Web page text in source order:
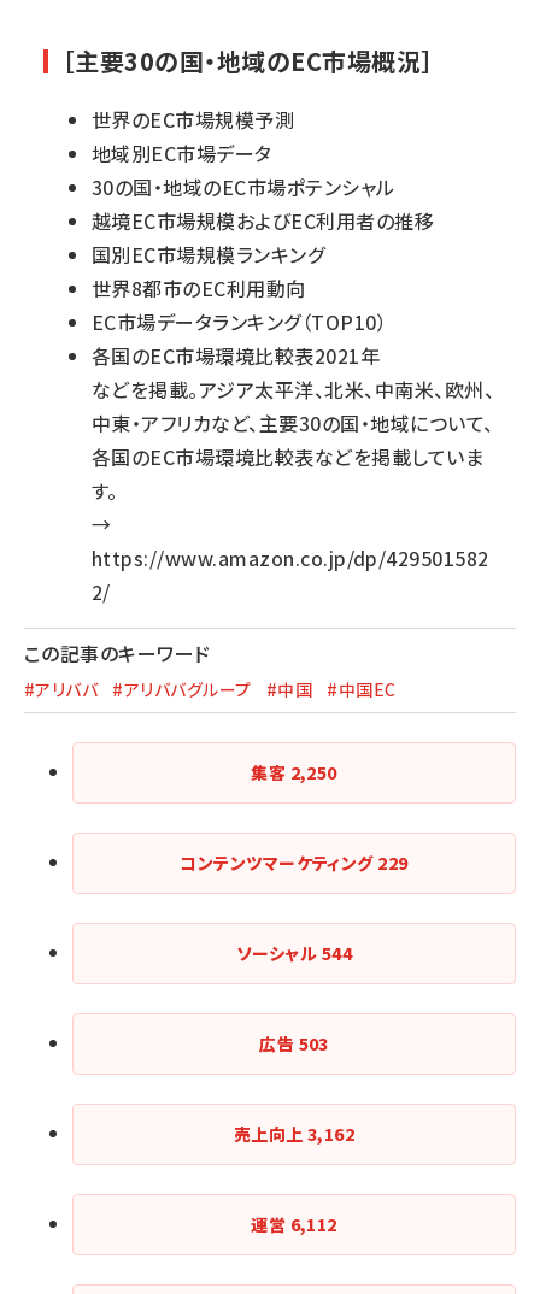
［主要30の国・地域のEC市場概況］
世界のEC市場規模予測
地域別EC市場データ
30の国・地域のEC市場ポテンシャル
越境EC市場規模およびEC利用者の推移
国別EC市場規模ランキング
世界8都市のEC利用動向
EC市場データランキング（TOP10）
各国のEC市場環境比較表2021年
などを掲載。アジア太平洋、北米、中南米、欧州、
中東・アフリカなど、主要30の国・地域について、
各国のEC市場環境比較表などを掲載していま
す。
→
https://www.amazon.co.jp/dp/429501582
2/
この記事のキーワード
#アリババ #アリババグループ #中国 #中国EC
集客 2,250
コンテンツマーケティング 229
ソーシャル 544
広告 503
売上向上 3,162
運営 6,112